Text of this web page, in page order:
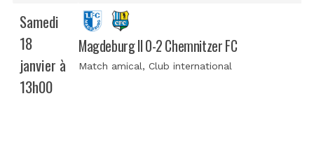
Samedi
18
janvier à
13h00
Magdeburg II 0-2 Chemnitzer FC
Match amical, Club international